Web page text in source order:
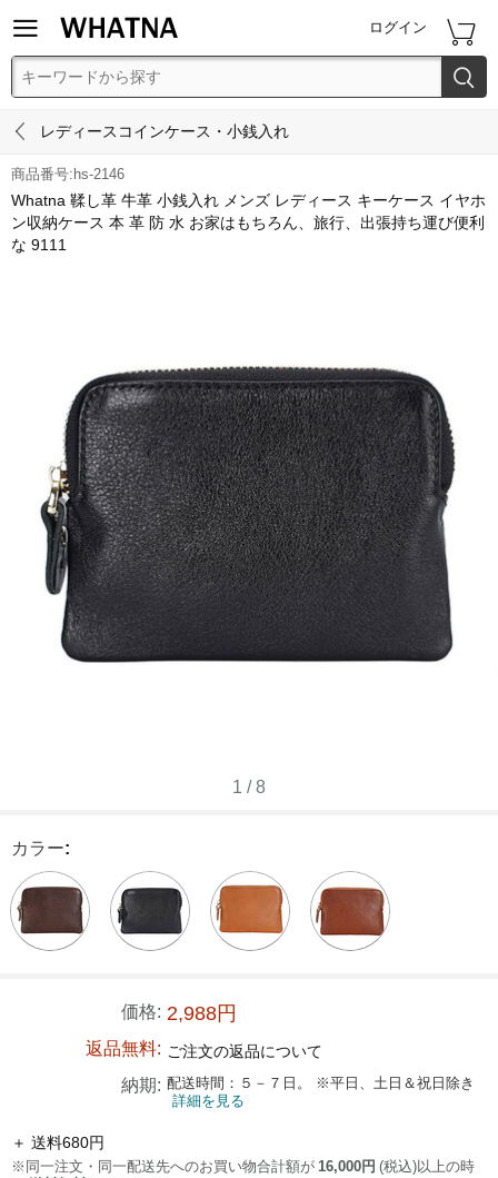
 ログイン 

 レディースコインケース・小銭入れ
商品番号:hs-2146
Whatna 鞣し革 牛革 小銭入れ メンズ レディース キーケース イヤホ
ン収納ケース 本 革 防 水 お家はもちろん、旅行、出張持ち運び便利
な 9111
1 /8
カラー:
価格: 2,988円
返品無料: ご注文の返品について
納期: 配送時間：５－７日。 ※平日、土日＆祝日除き
詳細を見る
＋ 送料680円
※同一注文・同一配送先へのお買い物合計額が 16,000円 (税込)以上の時